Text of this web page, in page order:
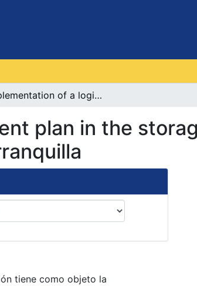
Implementation of a logistics improvement plan in the storage area of ​​the company MADEMAX S.A.S in Barranquilla
plan in the
tiene como objeto la